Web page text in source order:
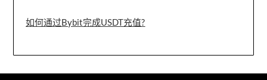
如何通过Bybit完成USDT充值?